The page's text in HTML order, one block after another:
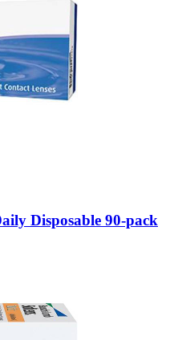
Disposable 90-pack